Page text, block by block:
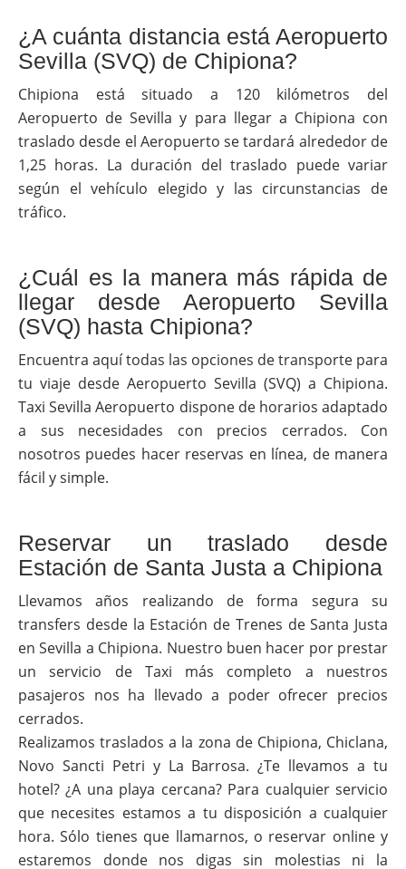
¿A cuánta distancia está Aeropuerto
Sevilla (SVQ) de Chipiona?
Chipiona está situado a 120 kilómetros del
Aeropuerto de Sevilla y para llegar a Chipiona con
traslado desde el Aeropuerto se tardará alrededor de
1,25 horas. La duración del traslado puede variar
según el vehículo elegido y las circunstancias de
tráfico.
¿Cuál es la manera más rápida de
llegar desde Aeropuerto Sevilla
(SVQ) hasta Chipiona?
Encuentra aquí todas las opciones de transporte para
tu viaje desde Aeropuerto Sevilla (SVQ) a Chipiona.
Taxi Sevilla Aeropuerto dispone de horarios adaptado
a sus necesidades con precios cerrados. Con
nosotros puedes hacer reservas en línea, de manera
fácil y simple.
Reservar un traslado desde
Estación de Santa Justa a Chipiona
Llevamos años realizando de forma segura su
transfers desde la Estación de Trenes de Santa Justa
en Sevilla a Chipiona. Nuestro buen hacer por prestar
un servicio de Taxi más completo a nuestros
pasajeros nos ha llevado a poder ofrecer precios
cerrados.
Realizamos traslados a la zona de Chipiona, Chiclana,
Novo Sancti Petri y La Barrosa. ¿Te llevamos a tu
hotel? ¿A una playa cercana? Para cualquier servicio
que necesites estamos a tu disposición a cualquier
hora. Sólo tienes que llamarnos, o reservar online y
estaremos donde nos digas sin molestias ni la